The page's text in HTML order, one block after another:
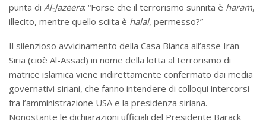
punta di Al-Jazeera: “Forse che il terrorismo sunnita è haram,
illecito, mentre quello sciita è halal, permesso?”
Il silenzioso avvicinamento della Casa Bianca all’asse Iran-
Siria (cioè Al-Assad) in nome della lotta al terrorismo di
matrice islamica viene indirettamente confermato dai media
governativi siriani, che fanno intendere di colloqui intercorsi
fra l’amministrazione USA e la presidenza siriana.
Nonostante le dichiarazioni ufficiali del Presidente Barack